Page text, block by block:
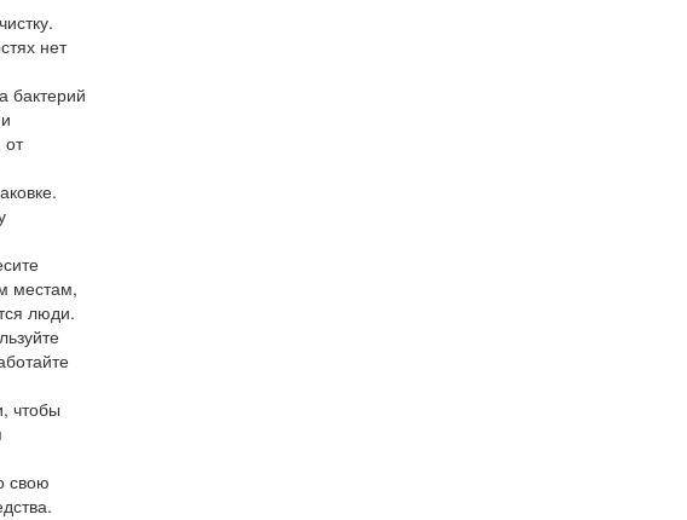
нет
бактерий
местам,
люди.
чтобы
свою